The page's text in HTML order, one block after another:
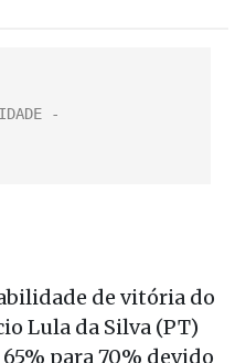
de vitória do
Lula da Silva (PT)
para 70% devido